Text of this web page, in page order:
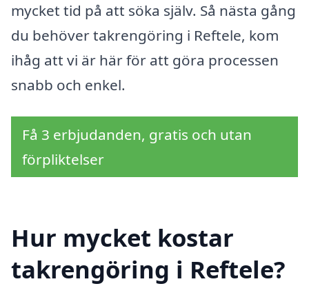
mycket tid på att söka själv. Så nästa gång
du behöver takrengöring i Reftele, kom
ihåg att vi är här för att göra processen
snabb och enkel.
Få 3 erbjudanden, gratis och utan
förpliktelser
Hur mycket kostar
takrengöring i Reftele?